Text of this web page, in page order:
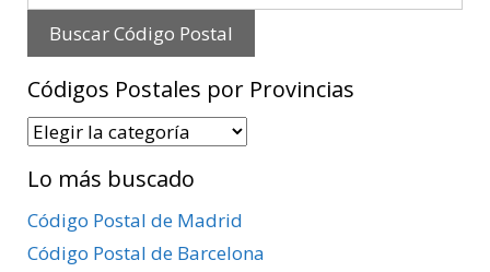
Códigos Postales por Provincias
Códigos
por
Provincias
Lo más buscado
Código Postal de Madrid
Código Postal de Barcelona